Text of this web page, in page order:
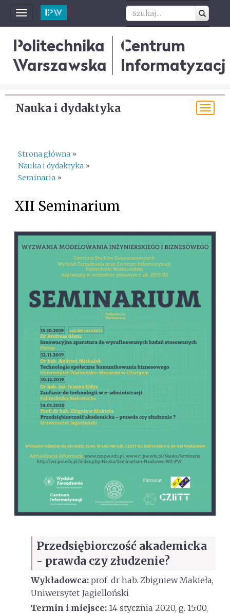
Toggle
navigation
Politechnika
Warszawska
Centrum
Informatyzacji
Nauka i dydaktyka
Strona główna »
Nauka i dydaktyka »
Seminaria »
XII Seminarium
Przedsiębiorczość akademicka
- prawda czy złudzenie?
Wykładowca: prof. dr hab. Zbigniew Makieła,
Uniwersytet Jagielloński
Termin i miejsce: 14 stycznia 2020, g. 15:00,